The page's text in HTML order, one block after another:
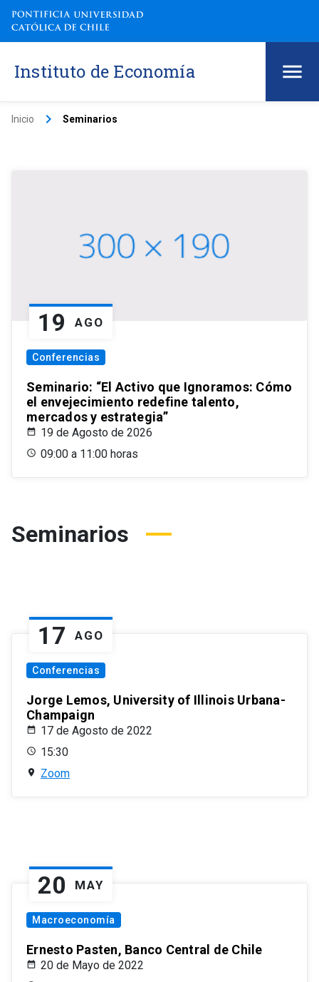
Instituto de Economía
Inicio keyboard_arrow_right Seminarios
19 AGO
Conferencias
Seminario: “El Activo que Ignoramos: Cómo
el envejecimiento redefine talento,
mercados y estrategia”
19 de Agosto de 2026
09:00 a 11:00 horas
Seminarios
17 AGO
Conferencias
Jorge Lemos, University of Illinois Urbana-
Champaign
17 de Agosto de 2022
15:30
Zoom
20 MAY
Macroeconomía
Ernesto Pasten, Banco Central de Chile
20 de Mayo de 2022